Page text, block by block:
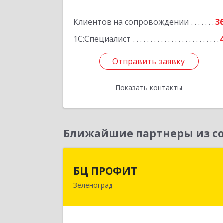
Клиентов на сопровождении
1С:Специалист
Отправить заявку
Показать контакты
Отправить заявку
Назад
Ближайшие партнеры из
БЦ ПРОФИТ
Зеленоград124482, Москва г, Зеленоград г,